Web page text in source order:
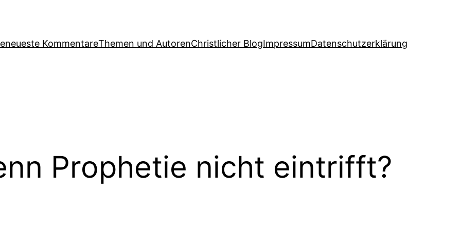
neueste KommentareThemen und AutorenChristlicher BlogImpressumDatenschutzerklärung
Prophetie nicht eintrifft?